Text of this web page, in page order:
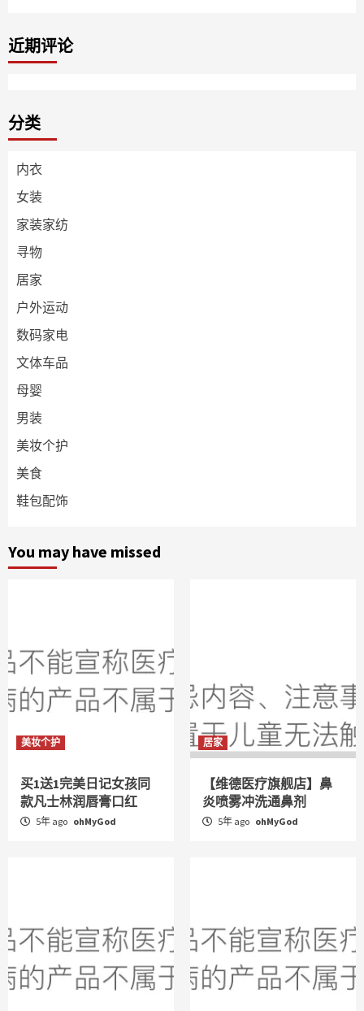
近期评论
分类
内衣
女装
家装家纺
寻物
居家
户外运动
数码家电
文体车品
母婴
男装
美妆个护
美食
鞋包配饰
You may have missed
美妆个护
买1送1完美日记女孩同
款凡士林润唇膏口红
5年 ago ohMyGod
居家
【维德医疗旗舰店】鼻
炎喷雾冲洗通鼻剂
5年 ago ohMyGod